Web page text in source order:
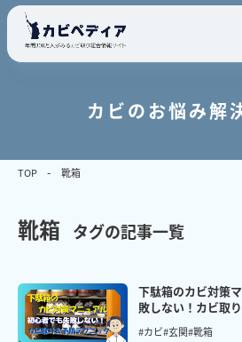
カビのお悩み解
TOP 靴箱
靴箱 タグの記事一覧
下駄箱のカビ対策
敗しない！カビ取
#カビ#玄関#靴箱